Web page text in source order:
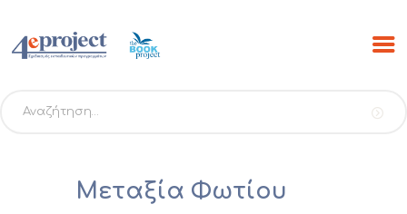
ΠΡΟΓΡΑΜΜΑΤΑ
Μεταξία Φωτίου